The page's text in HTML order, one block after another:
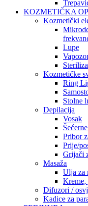
KOZMETIČKA
Kozmetički
Lupe
Kozmetičke
Ring
Stolne
Depilacija
Vosak
Pribor
Prije/
Grijači
Masaža
Ulja za
Kreme,
Difuzori /
Kadice za